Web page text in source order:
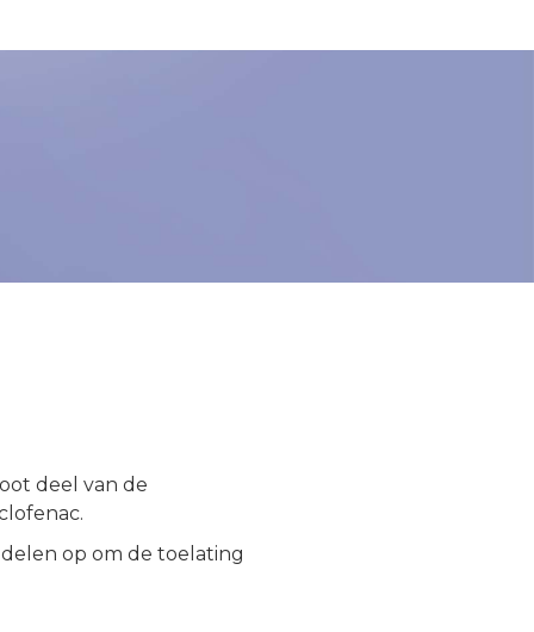
deel van de
op om de toelating